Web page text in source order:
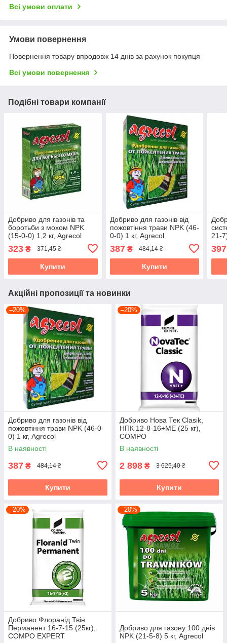
Всі умови оплати
Умови повернення
Повернення товару впродовж 14 днів за рахунок покупця
Всі умови повернення
Подібні товари компанії
Добриво для газонів та
боротьби з мохом NPK
(15-0-0) 1,2 кг, Agrecol
323 ₴ 371,45 ₴
Купити
Добриво для газонів від
пожовтіння трави NPK (46-
0-0) 1 кг, Agrecol
387₴ 484,14 ₴
Купити
21-
397
Акційні пропозиції та новинки
–20%
Добриво для газонів від
пожовтіння трави NPK (46-0-
0) 1 кг, Agrecol
В наявності
387 ₴ 484,14 ₴
Купити
–20%
Добриво Нова Тек Clasik,
НПК 12-8-16+МЕ (25 кг),
COMPO
В наявності
2 898 ₴ 3 625,40 ₴
Купити
–20%
Добриво Флоранід Твін
Перманент 16-7-15 (25кг),
COMPO EXPERT
–20%
Добриво для газону 100 днів
NPK (21-5-8) 5 кг, Agrecol